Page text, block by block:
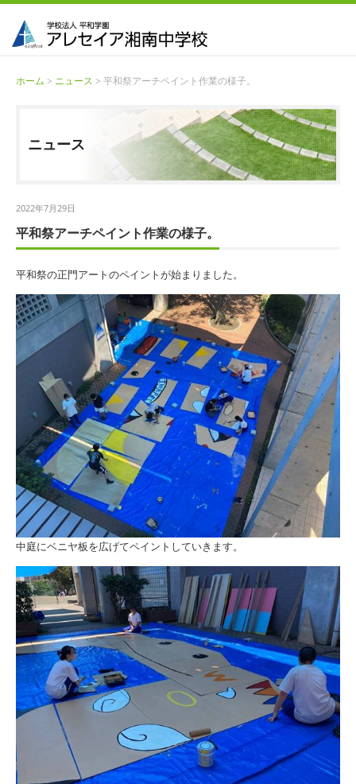
ホーム > ニュース > 平和祭アーチペイント作業の様子。
ニュース
2022年7月29日
平和祭アーチペイント作業の様子。
平和祭の正門アートのペイントが始まりました。
中庭にベニヤ板を広げてペイントしていきます。